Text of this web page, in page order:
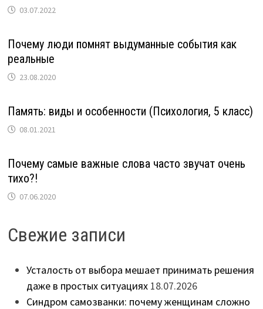
03.07.2022
Почему люди помнят выдуманные события как
реальные
23.08.2020
Память: виды и особенности (Психология, 5 класс)
08.01.2021
Почему самые важные слова часто звучат очень
тихо?!
07.06.2020
Свежие записи
Усталость от выбора мешает принимать решения
даже в простых ситуациях 18.07.2026
Синдром самозванки: почему женщинам сложно